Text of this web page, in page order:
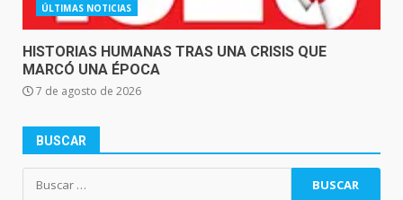
ÚLTIMAS NOTICIAS
HISTORIAS HUMANAS TRAS UNA CRISIS QUE
MARCÓ UNA ÉPOCA
7 de agosto de 2026
BUSCAR
Buscar: